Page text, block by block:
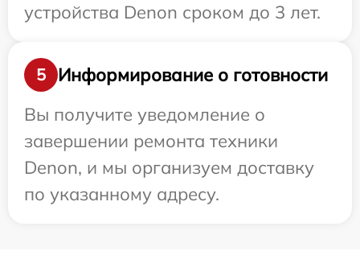
устройства Denon сроком до 3 лет.
5
Информирование о готовности
Вы получите уведомление о
завершении ремонта техники
Denon, и мы организуем доставку
по указанному адресу.